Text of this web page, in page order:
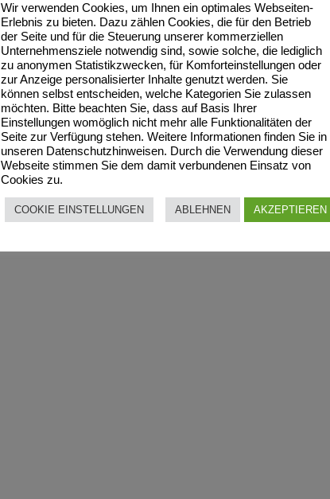
Wir verwenden Cookies, um Ihnen ein optimales Webseiten-
Erlebnis zu bieten. Dazu zählen Cookies, die für den Betrieb
der Seite und für die Steuerung unserer kommerziellen
Unternehmensziele notwendig sind, sowie solche, die lediglich
zu anonymen Statistikzwecken, für Komforteinstellungen oder
zur Anzeige personalisierter Inhalte genutzt werden. Sie
können selbst entscheiden, welche Kategorien Sie zulassen
möchten. Bitte beachten Sie, dass auf Basis Ihrer
Einstellungen womöglich nicht mehr alle Funktionalitäten der
Seite zur Verfügung stehen. Weitere Informationen finden Sie in
unseren Datenschutzhinweisen. Durch die Verwendung dieser
Webseite stimmen Sie dem damit verbundenen Einsatz von
Cookies zu.
COOKIE EINSTELLUNGEN ABLEHNEN AKZEPTIEREN